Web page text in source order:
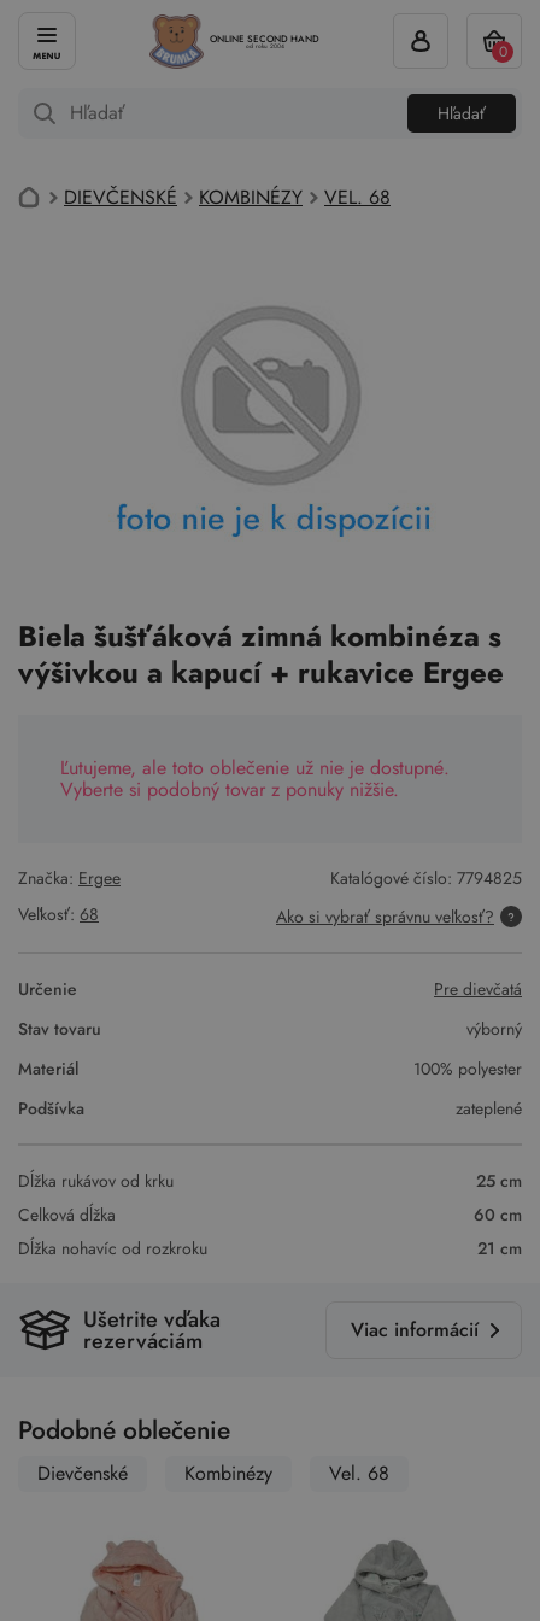
ONLINE SECOND HAND
od roku 2004
Hľadať
0
DIEVČENSKÉ KOMBINÉZY VEL. 68
Biela šušťáková zimná kombinéza s
výšivkou a kapucí + rukavice Ergee
Ľutujeme, ale toto oblečenie už nie je dostupné.
Vyberte si podobný tovar z ponuky nižšie.
Značka: Ergee Katalógové číslo: 7794825
Veľkosť: 68 Ako si vybrať správnu veľkosť?
Určenie
Pre dievčatá
Stav tovaru
výborný
Materiál
100% polyester
Podšívka
zateplené
Dĺžka rukávov od krku
25 cm
Celková dĺžka
60 cm
Dĺžka nohavíc od rozkroku
21 cm
Ušetrite vďaka
rezerváciám Viac informácií
Podobné oblečenie
Dievčenské Kombinézy Vel. 68